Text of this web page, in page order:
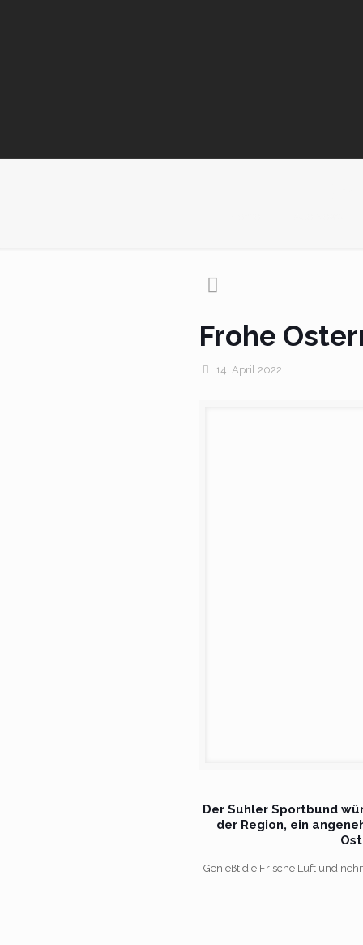
Frohe
14. April 2022
Der Suhler Sportbund
der Region, ein
Genießt die Frische Luft und